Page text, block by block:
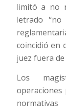
limitó a no
letrado
coincidió en
juez fuera de
Los
operaciones